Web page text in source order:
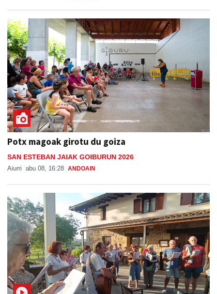
Potx magoak girotu du goiza
SAN ESTEBAN JAIAK GOIBURUN 2026
Aiurri abu 08, 16:28 ANDOAIN